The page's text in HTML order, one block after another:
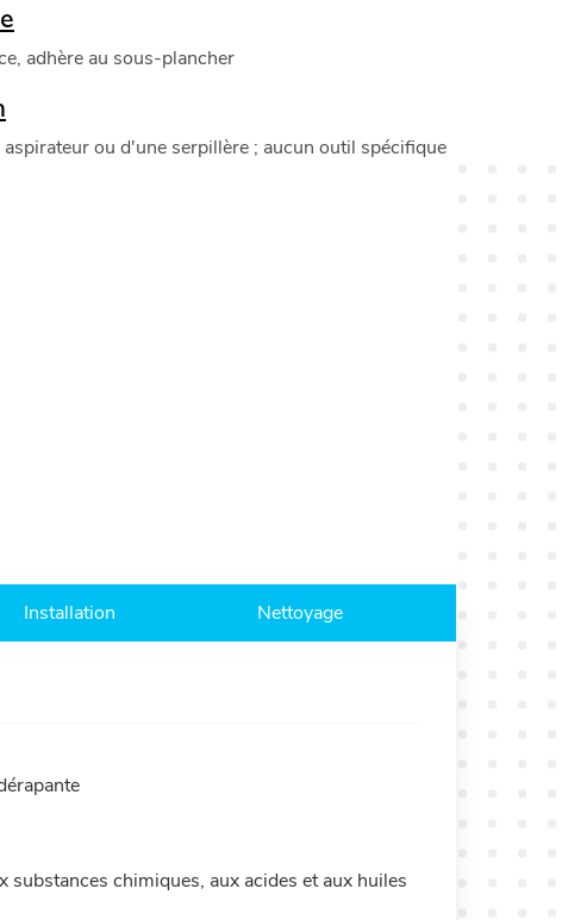
adhère au sous-plancher
ou d'une serpillère ; aucun outil spécifique
Installation Nettoyage
substances chimiques, aux acides et aux huiles